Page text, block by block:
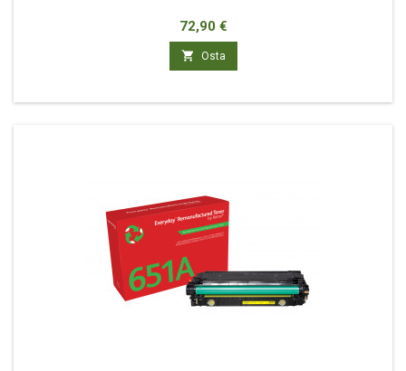
Hinta
72,90 €
 Osta